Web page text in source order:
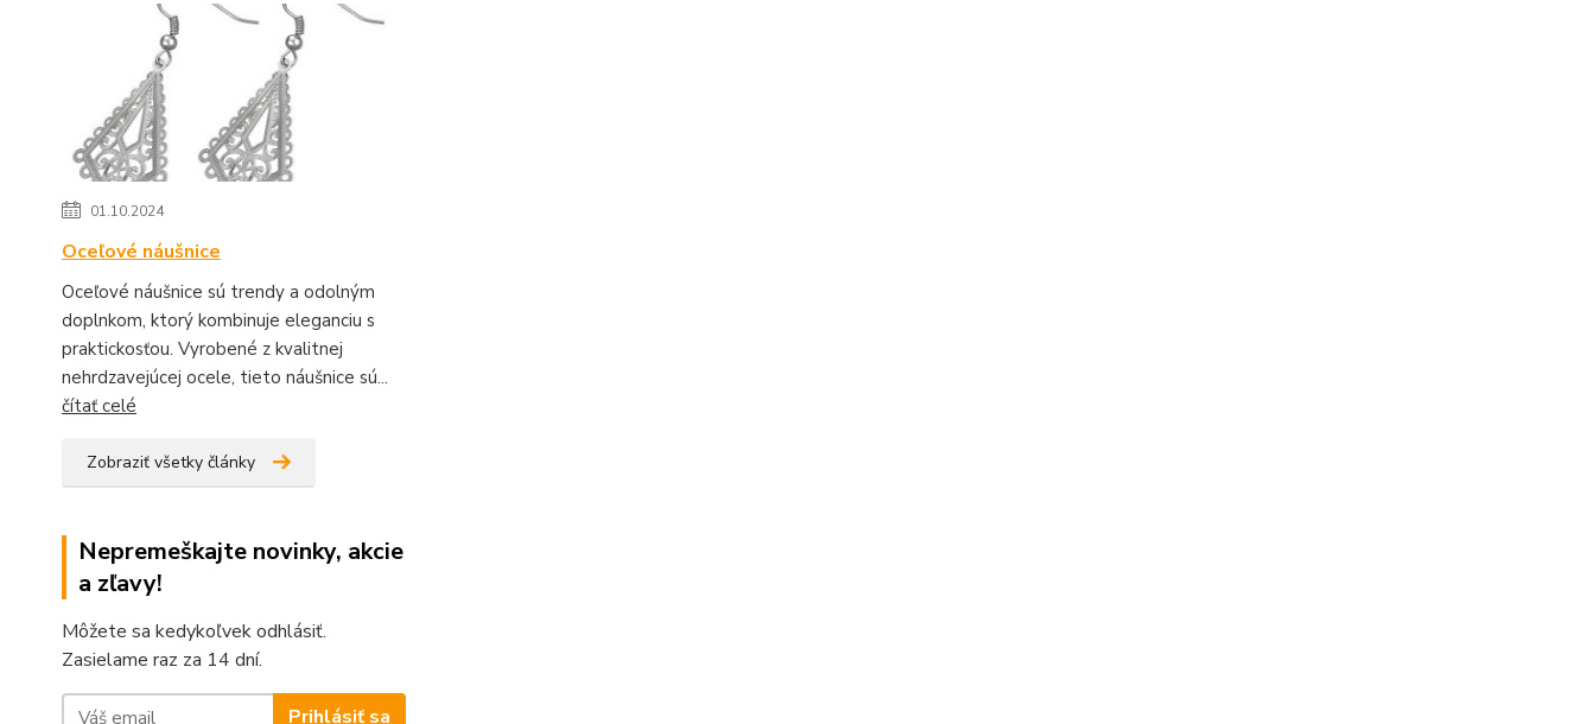
01.10.2024
Oceľové náušnice
Oceľové náušnice sú trendy a odolným
doplnkom, ktorý kombinuje eleganciu s
praktickosťou. Vyrobené z kvalitnej
nehrdzavejúcej ocele, tieto náušnice sú...
čítať celé
Zobraziť všetky články
Nepremeškajte novinky, akcie
a zľavy!
Môžete sa kedykoľvek odhlásiť.
Zasielame raz za 14 dní.
Prihlásiť sa